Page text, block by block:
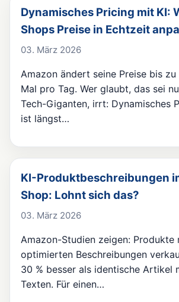
Dynamisches Pricing mit KI:
Shops Preise in Echtzeit
03. März 2026
Amazon ändert seine Preise bis
Mal pro Tag. Wer glaubt, das sei
Tech-Giganten, irrt: Dynamisches
ist längst…
KI-Produktbeschreibungen
Shop: Lohnt sich das?
03. März 2026
Amazon-Studien zeigen: Produkte
optimierten Beschreibungen
30 % besser als identische Artikel
Texten. Für einen…